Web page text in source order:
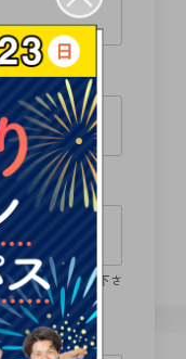
学校名をご記入下さ